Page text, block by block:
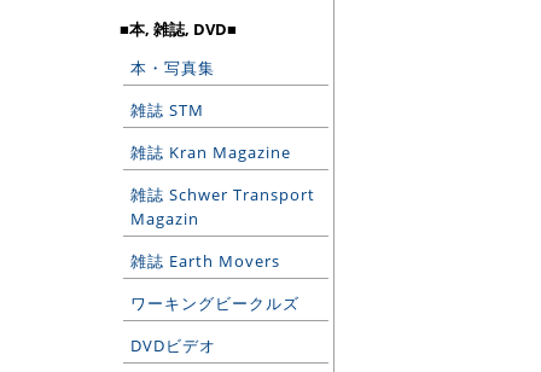
■本, 雑誌, DVD■
本・写真集
雑誌 STM
雑誌 Kran Magazine
雑誌 Schwer Transport
Magazin
雑誌 Earth Movers
ワーキングビークルズ
DVDビデオ